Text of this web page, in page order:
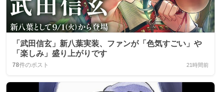
「武田信玄」新八葉実装、ファンが「色気すごい」や
「楽しみ」盛り上がりです
78件のポスト 21時間前